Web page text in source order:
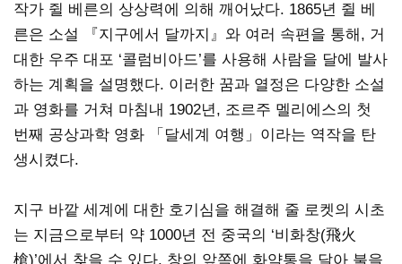
작가 쥘 베른의 상상력에 의해 깨어났다. 1865년 쥘 베
른은 소설 『지구에서 달까지』와 여러 속편을 통해, 거
대한 우주 대포 ‘콜럼비아드’를 사용해 사람을 달에 발사
하는 계획을 설명했다. 이러한 꿈과 열정은 다양한 소설
과 영화를 거쳐 마침내 1902년, 조르주 멜리에스의 첫
번째 공상과학 영화 「달세계 여행」이라는 역작을 탄
생시켰다.
지구 바깥 세계에 대한 호기심을 해결해 줄 로켓의 시초
는 지금으로부터 약 1000년 전 중국의 ‘비화창(飛火
槍)’에서 찾을 수 있다. 창의 앞쪽에 화약통을 달아 불을